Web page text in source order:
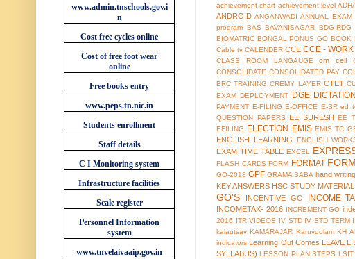
achievement chart achievement level
ANDROID ANGANWADI ANNUAL EXAM
program BAS BAVANISAGAR BDG-RDG
BIOMATRIC BONGAL PONUS GO BOOK
Cable tv CALENDER CCE CCE -
CLASS ROOM LANGAUGE cm cell
CONSOLIDATE CONSOLIDATED PAY
BRC TRAINING CREMY LAYER CTET
EXAM DEPLOYMENT DGE
PAYMENT E-FILING E-OFFICE E-SR ed
QUESTION PAPERS
EE SURESH EE
EFILING
ELECTION EMIS EMIS TC
ENGLISH LEARNING ENGLISH
EXAM TIME TABLE EXCEL
FLASH CARDS FORM FORMAT
GO-2018 GPF GRAMA SABA hand writing
KEY ANSWERS HSC STUDY
GO'S
INCENTIVE GO INCOME
INCOMETAX- 2016 INCREMENT GO
2016 ITR VIDEOS IV STD IV STD TERM II
kalautsav KAMARAJAR Karuvoolam KH
indicators Learning Out Comes LEAVE
SYLLABUS) LESSON PLAN STEPS LSIT
www.admin.tnschools.gov.i
n
Cost free cycles online
Cost of free foot wear
online
Free books entry
www.peps.tn.nic.in
Students enrollment
Staff details
C I Monitoring system
Infrastructure facilities
Scale register
Personnel Information
system
www.tnvelaivaaip.gov.in